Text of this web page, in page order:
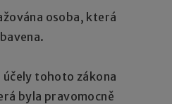
osoba, která
účely tohoto zákona
byla pravomocně